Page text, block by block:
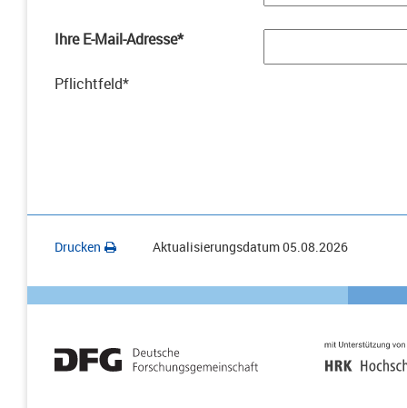
Ihre E-Mail-Adresse*
Pflichtfeld*
Drucken Aktualisierungsdatum05.08.2026